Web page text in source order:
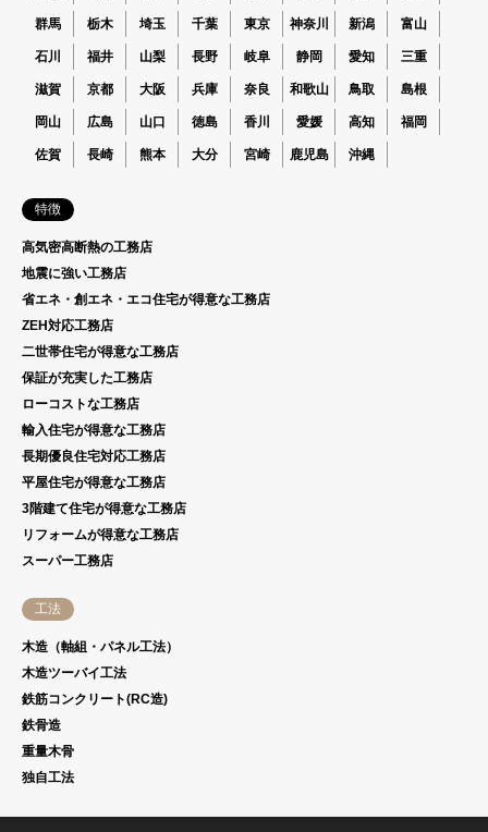
群馬 栃木 埼玉 千葉 東京 神奈川 新潟 富山
石川 福井 山梨 長野 岐阜 静岡 愛知 三重
滋賀 京都 大阪 兵庫 奈良 和歌山 鳥取 島根
岡山 広島 山口 徳島 香川 愛媛 高知 福岡
佐賀 長崎 熊本 大分 宮崎 鹿児島 沖縄
特徴
高気密高断熱の工務店
地震に強い工務店
省エネ・創エネ・エコ住宅が得意な工務店
ZEH対応工務店
二世帯住宅が得意な工務店
保証が充実した工務店
ローコストな工務店
輸入住宅が得意な工務店
長期優良住宅対応工務店
平屋住宅が得意な工務店
3階建て住宅が得意な工務店
リフォームが得意な工務店
スーパー工務店
工法
木造（軸組・パネル工法）
木造ツーバイ工法
鉄筋コンクリート(RC造)
鉄骨造
重量木骨
独自工法